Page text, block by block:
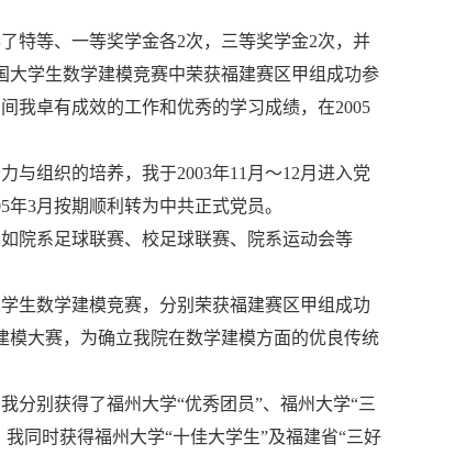
特等、一等奖学金各2次，三等奖学金2次，并
大学生数学建模竞赛中荣获福建赛区甲组成功参
我卓有成效的工作和优秀的学习成绩，在2005
与组织的培养，我于2003年11月～12月进入党
3月按期顺利转为中共正式党员。
院系足球联赛、校足球联赛、院系运动会等
生数学建模竞赛，分别荣获福建赛区甲组成功
大赛，为确立我院在数学建模方面的优良传统
分别获得了福州大学“优秀团员”、福州大学“三
同时获得福州大学“十佳大学生”及福建省“三好